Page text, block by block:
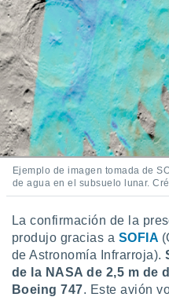
Ejemplo de imagen tomada de
de agua en el subsuelo lunar.
La confirmación de la
produjo gracias a SOFIA
de Astronomía Infrarroja).
de la NASA de 2,5 m de
Boeing 747. Este avión